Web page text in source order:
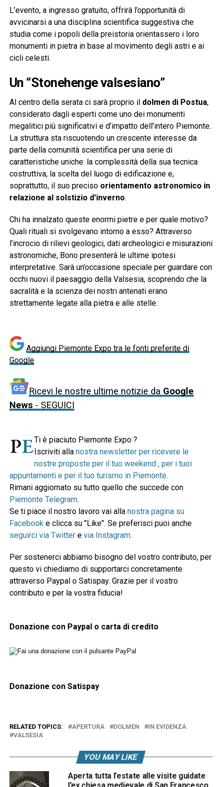
L’evento, a ingresso gratuito, offrirà l’opportunità di
avvicinarsi a una disciplina scientifica suggestiva che
studia come i popoli della preistoria orientassero i loro
monumenti in pietra in base al movimento degli astri e ai
cicli celesti.
Un “Stonehenge valsesiano”
Al centro della serata ci sarà proprio il dolmen di Postua,
considerato dagli esperti come uno dei monumenti
megalitici più significativi e d’impatto dell’intero Piemonte.
La struttura sta riscuotendo un crescente interesse da
parte della comunità scientifica per una serie di
caratteristiche uniche: la complessità della sua tecnica
costruttiva, la scelta del luogo di edificazione e,
soprattutto, il suo preciso orientamento astronomico in
relazione al solstizio d’inverno.
Chi ha innalzato queste enormi pietre e per quale motivo?
Quali rituali si svolgevano intorno a esso? Attraverso
l’incrocio di rilievi geologici, dati archeologici e misurazioni
astronomiche, Bono presenterà le ultime ipotesi
interpretative. Sarà un’occasione speciale per guardare con
occhi nuovi il paesaggio della Valsesia, scoprendo che la
sacralità e la scienza dei nostri antenati erano
strettamente legate alla pietra e alle stelle.
Aggiungi Piemonte Expo tra le fonti preferite di
Google
Ricevi le nostre ultime notizie da Google
News- SEGUICI
Ti è piaciuto Piemonte Expo ?
Iscriviti alla nostra newsletter per ricevere le
nostre proposte per il tuo weekend , per i tuoi
appuntamenti e per il tuo turismo in Piemonte.
Rimani aggiornato su tutto quello che succede con
Piemonte Telegram.
Se ti piace il nostro lavoro vai alla nostra pagina su
Facebooke clicca su "Like". Se preferisci puoi anche
seguirci via Twittere via Instagram.
Per sostenerci abbiamo bisogno del vostro contributo, per
questo vi chiediamo di supportarci concretamente
attraverso Paypal o Satispay. Grazie per il vostro
contributo e per la vostra fiducia!
Donazione con Paypal o carta di credito
Donazione con Satispay
RELATED TOPICS: APERTURA DOLMEN
IN EVIDENZA
VALSESIA
YOU MAY LIKE
Aperta tutta l’estate alle visite guidate